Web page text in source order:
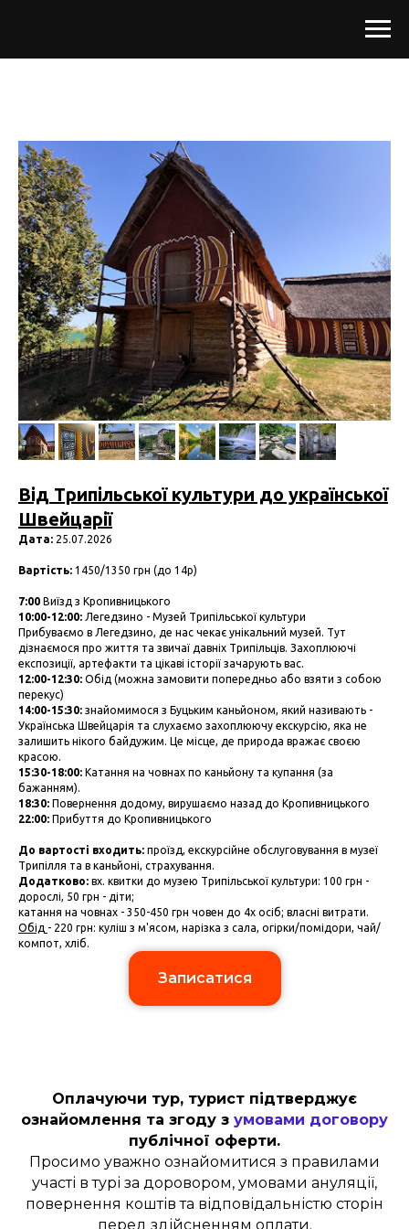
Від Трипільської культури до української
Швейцарії
Дата: 25.07.2026
Вартість: 1450/1350 грн (до 14р)
7:00 Виїзд з Кропивницького
10:00-12:00: Легедзино - Музей Трипільської культури
Прибуваємо в Легедзино, де нас чекає унікальний музей. Тут
дізнаємося про життя та звичаї давніх Трипільців. Захоплюючі
експозиції, артефакти та цікаві історії зачарують вас.
12:00-12:30: Обід (можна замовити попередньо або взяти з собою
перекус)
14:00-15:30: знайомимося з Буцьким каньйоном, який називають -
Українська Швейцарія та слухаємо захоплюючу екскурсію, яка не
залишить нікого байдужим. Це місце, де природа вражає своєю
красою.
15:30-18:00: Катання на човнах по каньйону та купання (за
бажанням).
18:30: Повернення додому, вирушаємо назад до Кропивницького
22:00: Прибуття до Кропивницького
До вартості входить: проїзд, екскурсійне обслуговування в музеї
Трипілля та в каньйоні, страхування.
Додатково: вх. квитки до музею Трипільської культури: 100 грн -
дорослі, 50 грн - діти;
катання на човнах - 350-450 грн човен до 4х осіб; власні витрати.
Обід - 220 грн: куліш з м'ясом, нарізка з сала, огірки/помідори, чай/
компот, хліб.
Записатися
Оплачуючи тур, турист підтверджує
ознайомлення та згоду з умовами договору
публічної оферти.
Просимо уважно ознайомитися з правилами
участі в турі за доровором, умовами ануляції,
повернення коштів та відповідальністю сторін
перед здійсненням оплати.